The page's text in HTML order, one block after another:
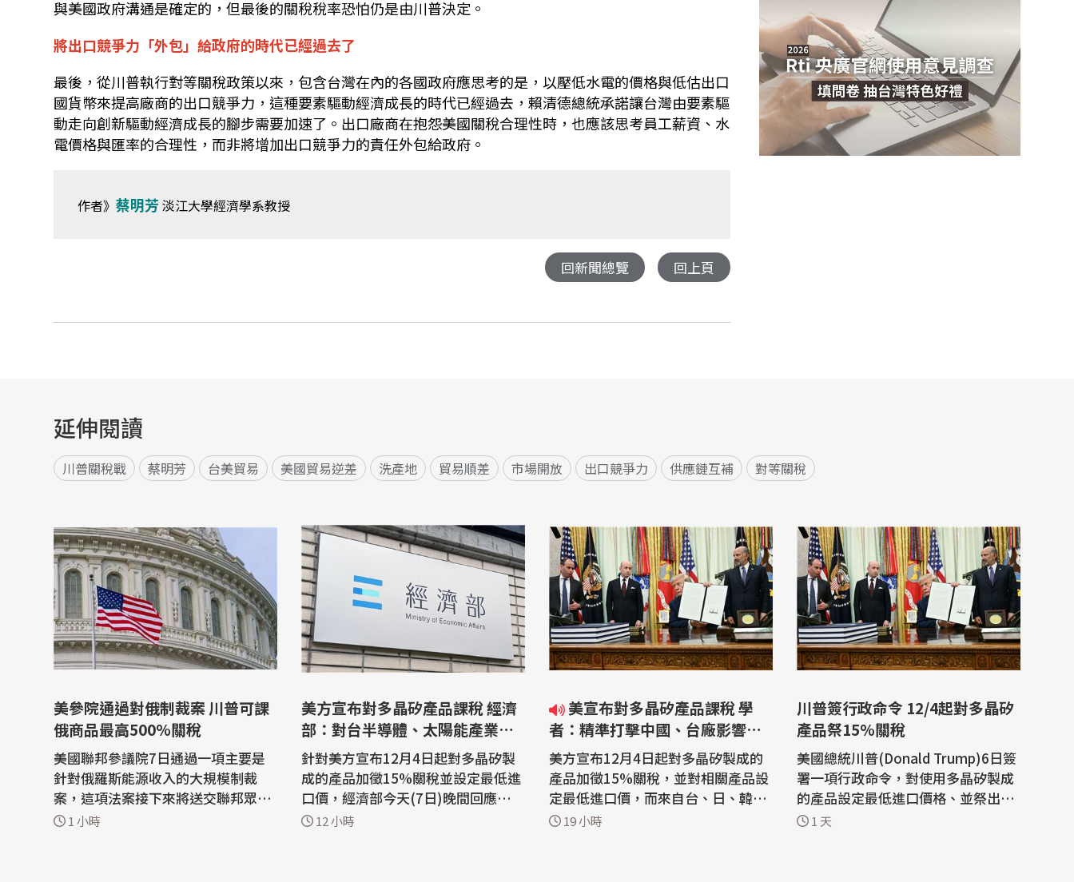
與美國政府溝通是確定的，但最後的關稅稅率恐怕仍是由川普決定。
將出口競爭力「外包」給政府的時代已經過去了
最後，從川普執行對等關稅政策以來，包含台灣在內的各國政府應思考的是，以壓低水電的價格與低估出口
國貨幣來提高廠商的出口競爭力，這種要素驅動經濟成長的時代已經過去，賴清德總統承諾讓台灣由要素驅
動走向創新驅動經濟成長的腳步需要加速了。出口廠商在抱怨美國關稅合理性時，也應該思考員工薪資、水
電價格與匯率的合理性，而非將增加出口競爭力的責任外包給政府。
作者》蔡明芳淡江大學經濟學系教授
回新聞總覽 回上頁
延伸閱讀
川普關稅戰 蔡明芳 台美貿易 美國貿易逆差 洗產地 貿易順差 市場開放 出口競爭力 供應鏈互補 對等關稅
美參院通過對俄制裁案 川普可課
俄商品最高500%關稅
美國聯邦參議院7日通過一項主要是
針對俄羅斯能源收入的大規模制裁
案，這項法案接下來將送交聯邦眾議
院審議，但因國會目前進入夏季休會
1 小時
美方宣布對多晶矽產品課稅 經濟
部：對台半導體、太陽能產業衝
擊有限
針對美方宣布12月4日起對多晶矽製
成的產品加徵15%關稅並設定最低進
口價，經濟部今天(7日)晚間回應，對
產業衝擊有限。經濟部分析，在半導
12 小時
美宣布對多晶矽產品課稅 學
者：精準打擊中國、台廠影響有
限
美方宣布12月4日起對多晶矽製成的
產品加徵15%關稅，並對相關產品設
定最低進口價，而來自台、日、韓及
歐盟產品適用稅率與海關稅合計總和
19 小時
川普簽行政命令 12/4起對多晶矽
產品祭15%關稅
美國總統川普(Donald Trump)6日簽
署一項行政命令，對使用多晶矽製成
的產品設定最低進口價格、並祭出新
關稅。 多晶矽是太陽能板和半導體的
1 天